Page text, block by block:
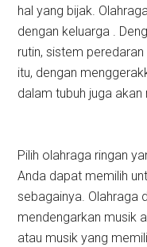
hal yang bijak.
dengan keluarga .
rutin, sistem
itu, dengan
dalam tubuh juga akan
Pilih olahraga ringan
Anda dapat memilih
sebagainya. Olahraga
mendengarkan musik
atau musik yang